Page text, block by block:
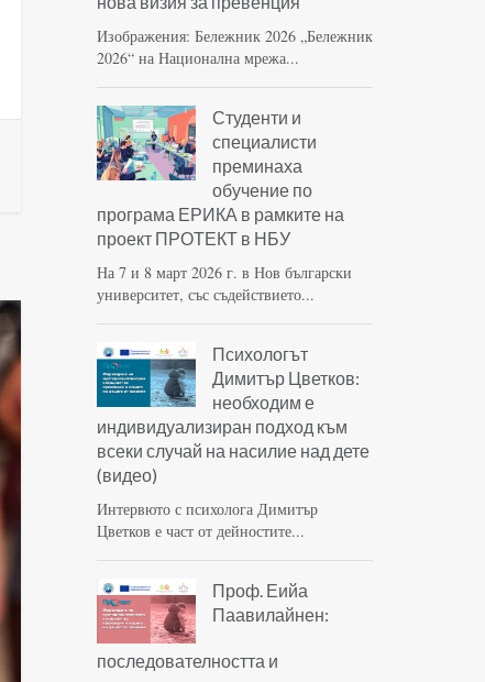
Изображения: Бележник 2026 „Бележник
2026“ на Национална мрежа...
Студенти и
специалисти
преминаха
обучение по
програма ЕРИКА в рамките на
проект ПРОТЕКТ в НБУ
На 7 и 8 март 2026 г. в Нов български
университет, със съдействието...
Психологът
Димитър Цветков:
необходим е
индивидуализиран подход към
всеки случай на насилие над дете
(видео)
Интервюто с психолога Димитър
Цветков е част от дейностите...
Проф. Еийа
Паавилайнен:
последователността и